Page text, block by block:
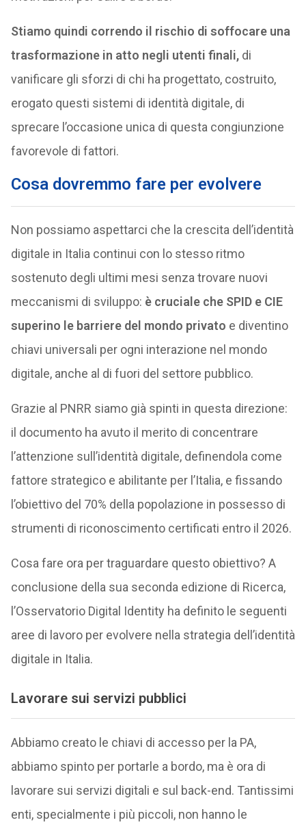
Stiamo quindi correndo il rischio di soffocare una
trasformazione in atto negli utenti finali,di
vanificare gli sforzi di chi ha progettato, costruito,
erogato questi sistemi di identità digitale, di
sprecare l’occasione unica di questa congiunzione
favorevole di fattori.
Cosa dovremmo fare per evolvere
Non possiamo aspettarci che la crescita dell’identità
digitale in Italia continui con lo stesso ritmo
sostenuto degli ultimi mesi senza trovare nuovi
meccanismi di sviluppo: è cruciale che SPID e CIE
superino le barriere del mondo privato e diventino
chiavi universali per ogni interazione nel mondo
digitale, anche al di fuori del settore pubblico.
Grazie al PNRR siamo già spinti in questa direzione:
il documento ha avuto il merito di concentrare
l’attenzione sull’identità digitale, definendola come
fattore strategico e abilitante per l’Italia, e fissando
l’obiettivo del 70% della popolazione in possesso di
strumenti di riconoscimento certificati entro il 2026.
Cosa fare ora per traguardare questo obiettivo? A
conclusione della sua seconda edizione di Ricerca,
l’Osservatorio Digital Identity ha definito le seguenti
aree di lavoro per evolvere nella strategia dell’identità
digitale in Italia.
Lavorare sui servizi pubblici
Abbiamo creato le chiavi di accesso per la PA,
abbiamo spinto per portarle a bordo, ma è ora di
lavorare sui servizi digitali e sul back-end. Tantissimi
enti, specialmente i più piccoli, non hanno le